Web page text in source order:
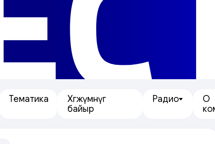
Тематика
Хөгжүмнүг
байыр
Радио
О